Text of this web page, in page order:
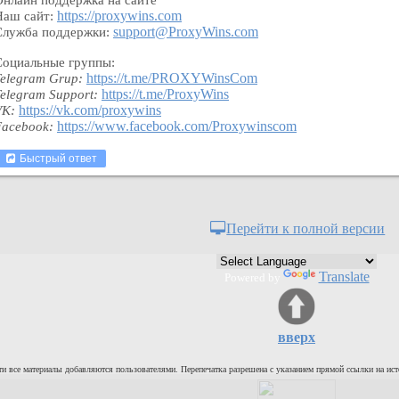
сайт: https://proxywins.com
поддержки: support@ProxyWins.com
группы:
Grup: https://t.me/PROXYWinsCom
Support: https://t.me/ProxyWins
https://vk.com/proxywins
https://www.facebook.com/Proxywinscom
Быстрый ответ
Перейти к полной версии
Translate
вверх
все материалы добавляются пользователями. Перепечатка разрешена с указанием прямой ссылки на